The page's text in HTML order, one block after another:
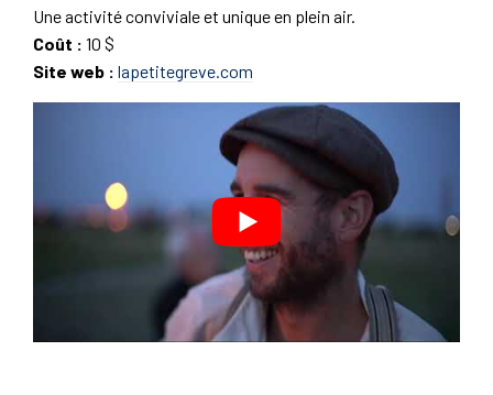
Une activité conviviale et unique en plein air.
Coût : 10 $
Site web : lapetitegreve.com